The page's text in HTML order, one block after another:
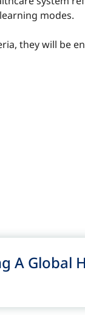
modes.
they will be
A Global